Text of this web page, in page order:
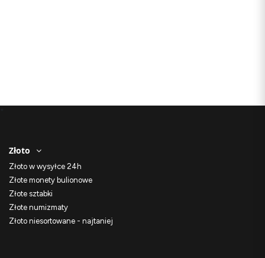
Złoto
Złoto w wysyłce 24h
Złote monety bulionowe
Złote sztabki
Złote numizmaty
Złoto niesortowane - najtaniej